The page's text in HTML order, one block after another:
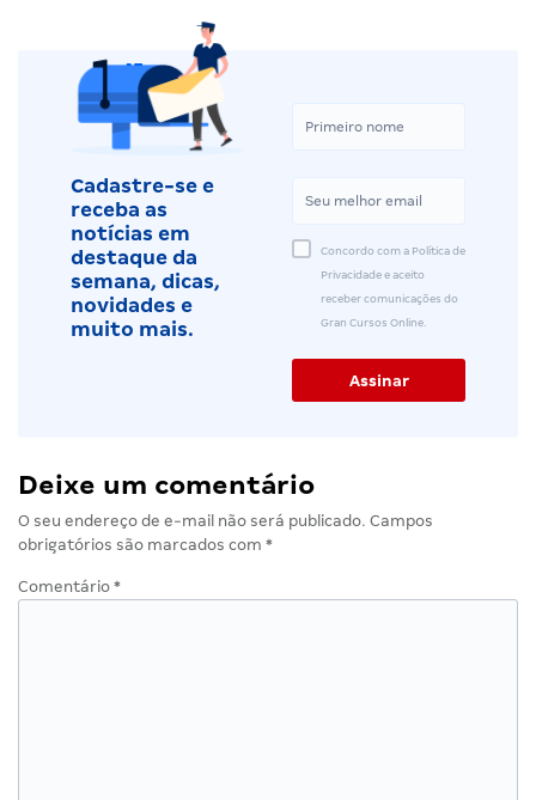
Cadastre-se e
receba as
notícias em
destaque da
semana, dicas,
novidades e
muito mais.
Concordo com a Política de
Privacidade e aceito
receber comunicações do
Gran Cursos Online.
Deixe um comentário
O seu endereço de e-mail não será publicado. Campos
obrigatórios são marcados com *
Comentário *